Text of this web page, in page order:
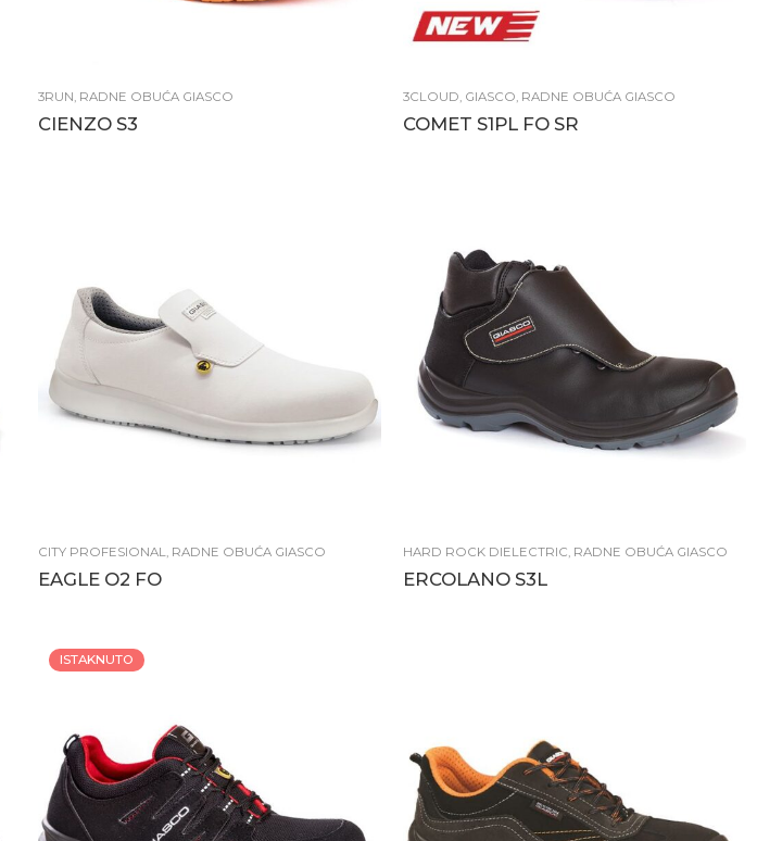
3RUN, RADNE OBUĆA GIASCO
CIENZO S3
3CLOUD, GIASCO, RADNE OBUĆA GIASCO
COMET S1PL FO SR
CITY PROFESIONAL, RADNE OBUĆA GIASCO
EAGLE O2 FO
HARD ROCK DIELECTRIC, RADNE OBUĆA GIASCO
ERCOLANO S3L
ISTAKNUTO